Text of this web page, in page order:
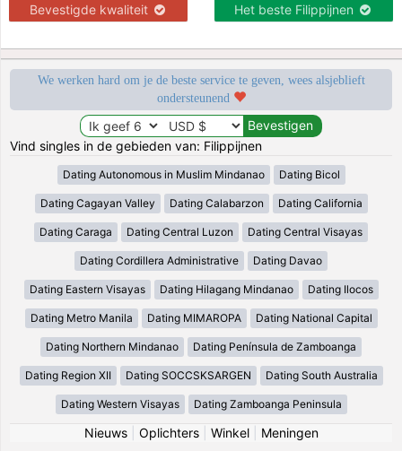
Bevestigde kwaliteit Het beste Filippijnen
We werken hard om je de beste service te geven, wees alsjeblieft
ondersteunend
Vind singles in de gebieden van: Filippijnen
Dating Autonomous in Muslim Mindanao Dating Bicol
Dating Cagayan Valley Dating Calabarzon Dating California
Dating Caraga Dating Central Luzon Dating Central Visayas
Dating Cordillera Administrative Dating Davao
Dating Eastern Visayas Dating Hilagang Mindanao Dating Ilocos
Dating Metro Manila Dating MIMAROPA Dating National Capital
Dating Northern Mindanao Dating Península de Zamboanga
Dating Region XII Dating SOCCSKSARGEN Dating South Australia
Dating Western Visayas Dating Zamboanga Peninsula
Nieuws| Oplichters| Winkel| Meningen